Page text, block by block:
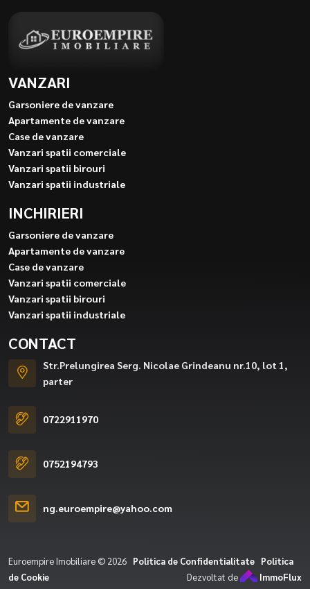
VANZARI
Garsoniere de vanzare
Apartamente de vanzare
Case de vanzare
Vanzari spatii comerciale
Vanzari spatii birouri
Vanzari spatii industriale
INCHIRIERI
Garsoniere de vanzare
Apartamente de vanzare
Case de vanzare
Vanzari spatii comerciale
Vanzari spatii birouri
Vanzari spatii industriale
CONTACT
Str.Prelungirea Serg. Nicolae Grindeanu nr.10, lot 1,
parter
0722911970
0752194793
ng.euroempire@yahoo.com
Euroempire Imobiliare © 2026 Politica de Confidentialitate Politica
de Cookie
Dezvoltat de ImmoFlux